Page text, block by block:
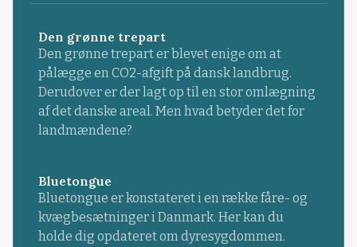
Den grønne trepart
Den grønne trepart er blevet enige om at
pålægge en CO2-afgift på dansk landbrug.
Derudover er der lagt op til en stor omlægning
af det danske areal. Men hvad betyder det for
landmændene?
Bluetongue
Bluetongue er konstateret i en række fåre- og
kvægbesætninger i Danmark. Her kan du
holde dig opdateret om dyresygdommen.